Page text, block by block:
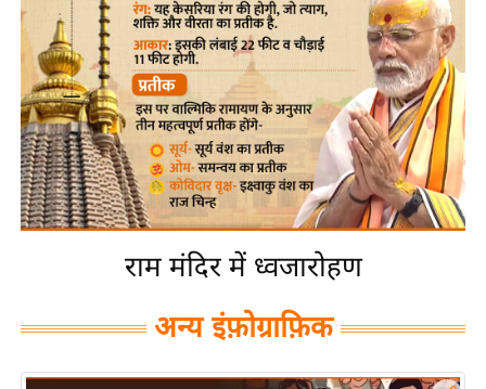
त
र्रा
ष्ट्री
य
बि
ज़
ने
स
ज
राम मंदिर में ध्वजारोहण
अन्य इंफ़ोग्राफ़िक